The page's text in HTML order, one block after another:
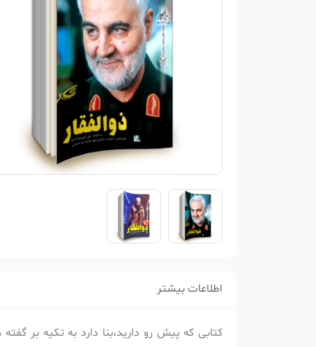
اطلاعات بیشتر
کتابی که پیش رو دارید،بنا دارد به تکیه بر